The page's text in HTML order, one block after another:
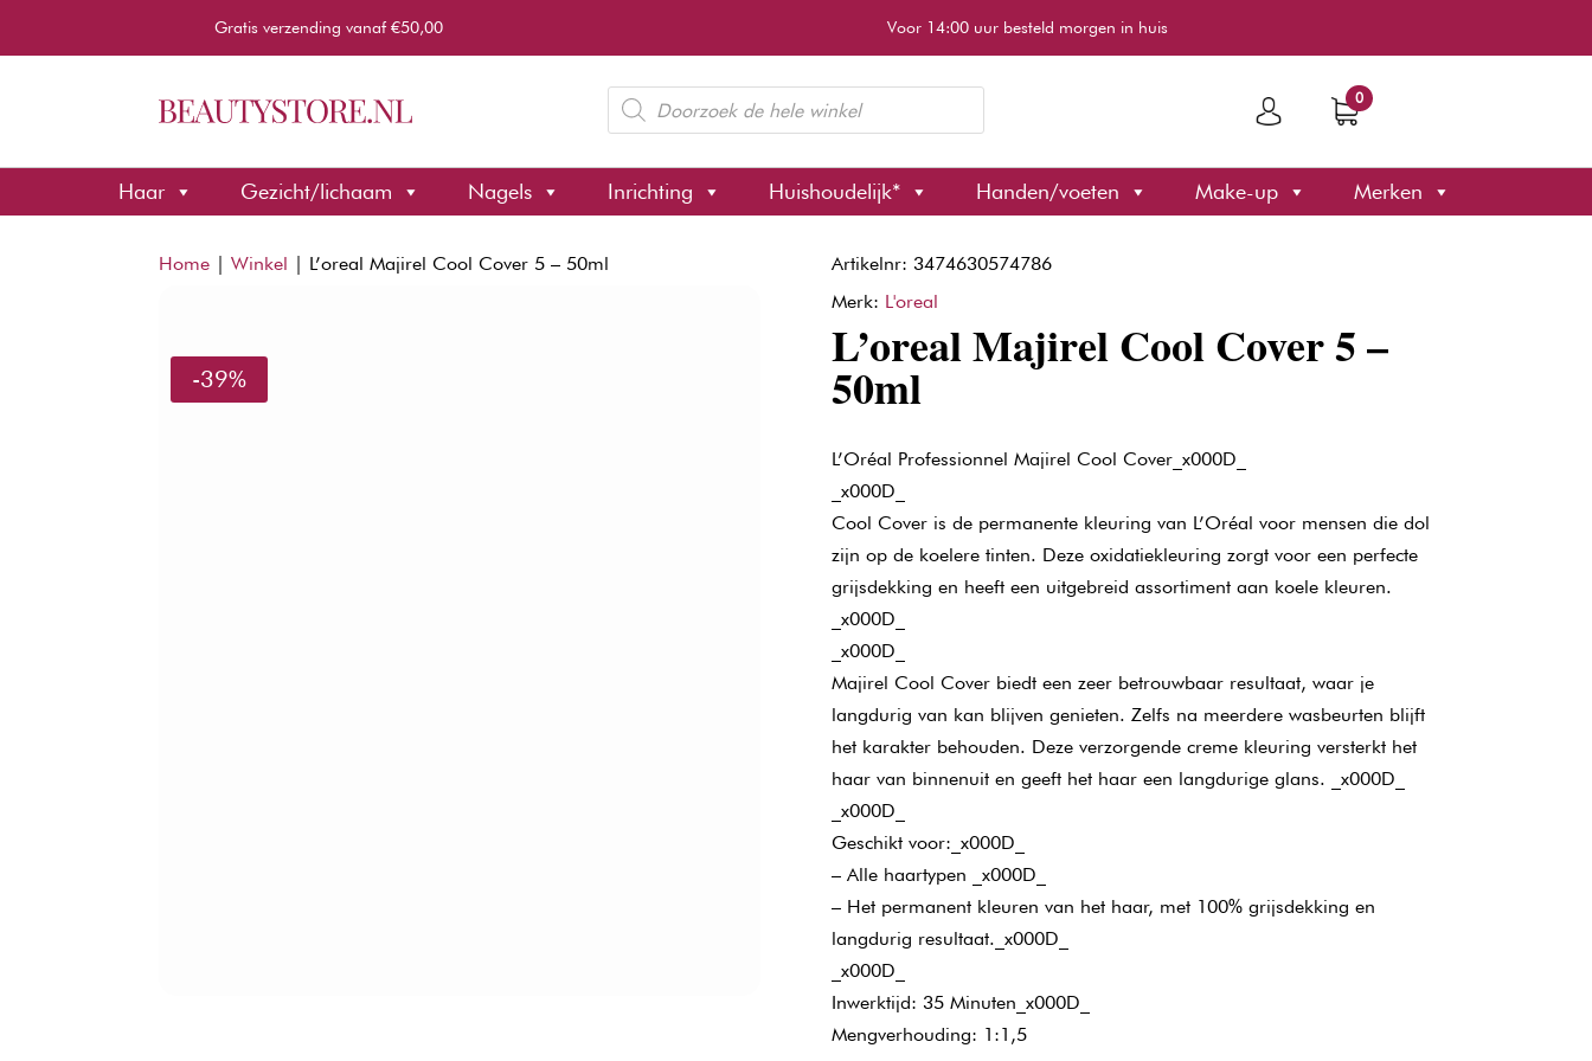
Gratis verzending vanaf €50,00 Voor 14:00 uur besteld morgen in huis
Producten
zoeken
0
Haar Gezicht/lichaam Nagels Inrichting Huishoudelijk* Handen/voeten Make-up Merken
Home |Winkel | L’oreal Majirel Cool Cover 5 – 50ml
-39%
Artikelnr: 3474630574786
Merk: L'oreal
L’oreal Majirel Cool Cover 5 –
50ml
L’Oréal Professionnel Majirel Cool Cover_x000D_
_x000D_
Cool Cover is de permanente kleuring van L’Oréal voor mensen die dol
zijn op de koelere tinten. Deze oxidatiekleuring zorgt voor een perfecte
grijsdekking en heeft een uitgebreid assortiment aan koele kleuren.
_x000D_
_x000D_
Majirel Cool Cover biedt een zeer betrouwbaar resultaat, waar je
langdurig van kan blijven genieten. Zelfs na meerdere wasbeurten blijft
het karakter behouden. Deze verzorgende creme kleuring versterkt het
haar van binnenuit en geeft het haar een langdurige glans. _x000D_
_x000D_
Geschikt voor:_x000D_
– Alle haartypen _x000D_
– Het permanent kleuren van het haar, met 100% grijsdekking en
langdurig resultaat._x000D_
_x000D_
Inwerktijd: 35 Minuten_x000D_
Mengverhouding: 1:1,5